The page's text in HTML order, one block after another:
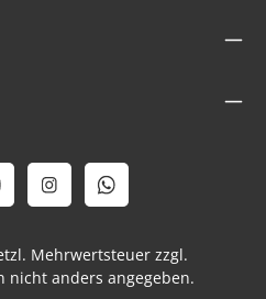
Mehrwertsteuer zzgl.
nicht anders angegeben.